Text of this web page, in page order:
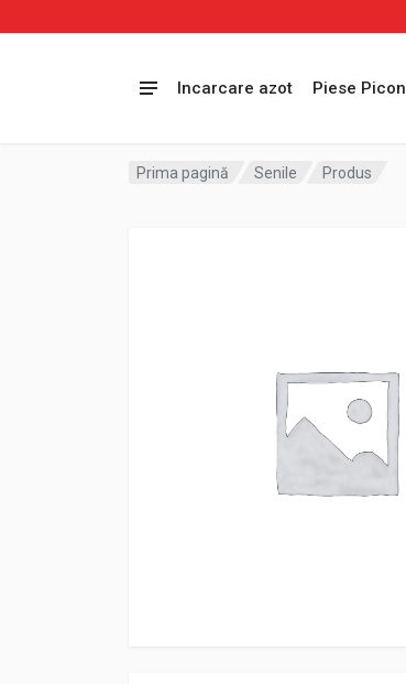
Incarcare azot Piese Picon
Prima pagină Senile Produs